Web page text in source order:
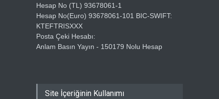
Hesap No (TL) 93678061-1
Hesap No(Euro) 93678061-101 BIC-SWIFT:
KTEFTRISXXX
Posta Çeki Hesabı:
Anlam Basın Yayın - 150179 Nolu Hesap
Site İçeriğinin Kullanımı